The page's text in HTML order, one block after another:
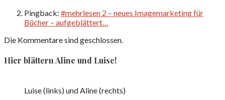
Pingback: #mehrlesen 2 – neues Imagemarketing für
Bücher – aufgeblättert…
Die Kommentare sind geschlossen.
Hier blättern Aline und Luise!
Luise (links) und Aline (rechts)